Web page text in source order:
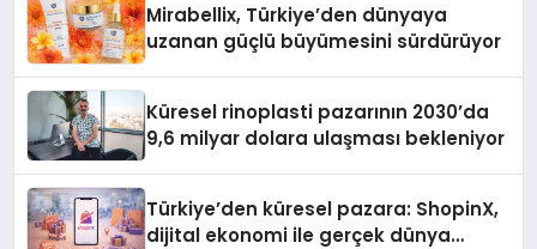
Mirabellix, Türkiye’den dünyaya
uzanan güçlü büyümesini sürdürüyor
Küresel rinoplasti pazarının 2030’da
9,6 milyar dolara ulaşması bekleniyor
Türkiye’den küresel pazara: ShopinX,
dijital ekonomi ile gerçek dünya